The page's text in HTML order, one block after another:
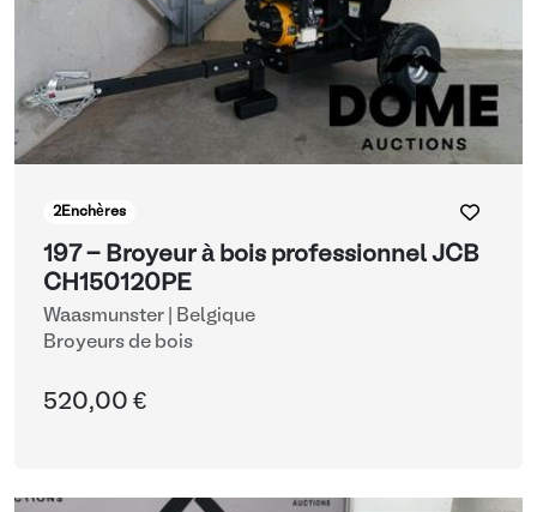
2Enchères
197 - Broyeur à bois professionnel JCB
CH150120PE
Waasmunster | Belgique
Broyeurs de bois
520,00 €